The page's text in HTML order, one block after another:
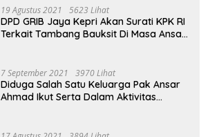
19 Agustus 2021 5623 Lihat
DPD GRIB Jaya Kepri Akan Surati KPK RI
Terkait Tambang Bauksit Di Masa Ansar
7 September 2021 3970 Lihat
Diduga Salah Satu Keluarga Pak Ansar
Ahmad Ikut Serta Dalam Aktivitas